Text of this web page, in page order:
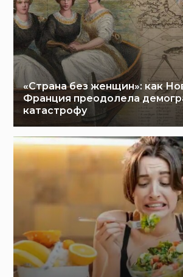
«Страна без женщин»: как
Франция преодолела
катастрофу